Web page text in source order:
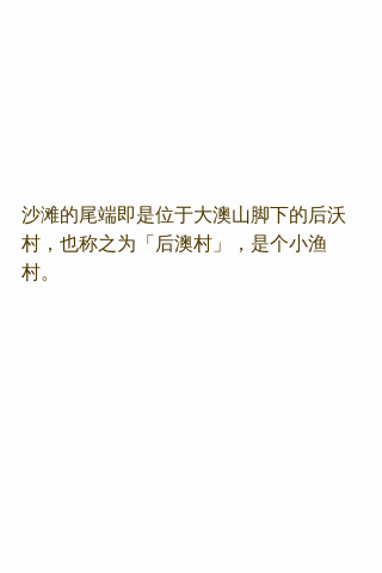
沙滩的尾端即是位于大澳山脚下的后沃
村，也称之为「后澳村」，是个小渔
村。